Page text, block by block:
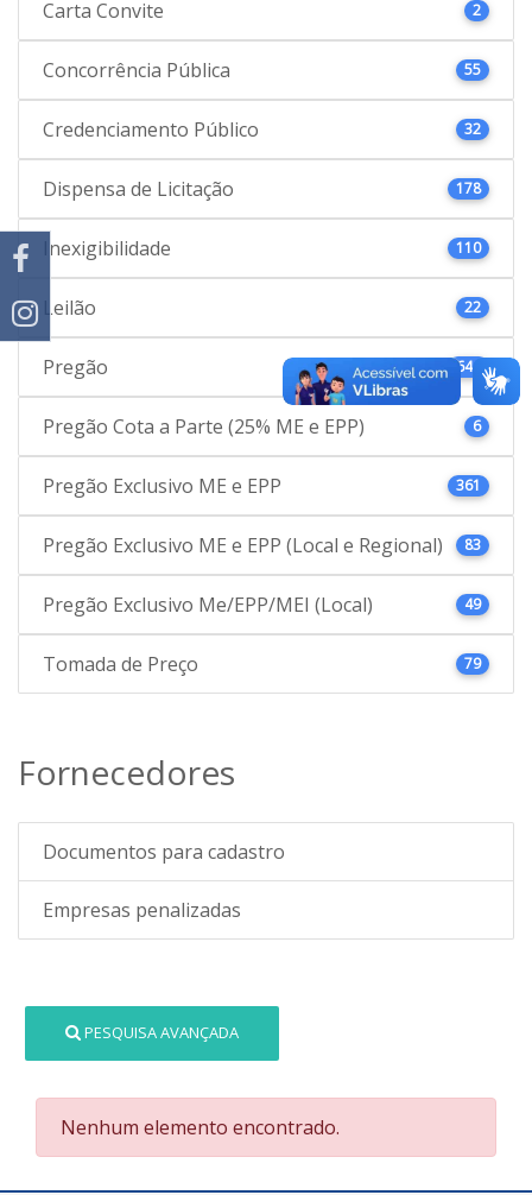
Carta Convite 2
Concorrência Pública 55
Credenciamento Público 32
Dispensa de Licitação 178
Inexigibilidade 110
Leilão 22
Pregão 646
Pregão Cota a Parte (25% ME e EPP) 6
Pregão Exclusivo ME e EPP 361
Pregão Exclusivo ME e EPP (Local e Regional) 83
Pregão Exclusivo Me/EPP/MEI (Local) 49
Tomada de Preço 79
Fornecedores
Documentos para cadastro
Empresas penalizadas
PESQUISA AVANÇADA
Nenhum elemento encontrado.